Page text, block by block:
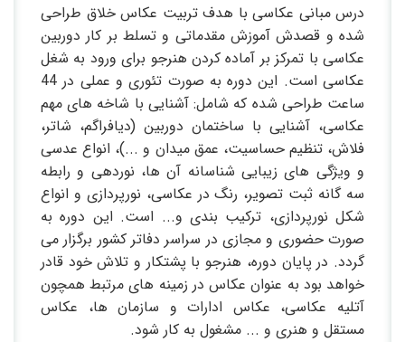
درس مبانی عکاسی با هدف تربیت عکاس خلاق طراحی
شده و قصدش آموزش مقدماتی و تسلط بر کار دوربین
عکاسی با تمرکز بر آماده کردن هنرجو برای ورود به شغل
عکاسی است. این دوره به صورت تئوری و عملی در 44
ساعت طراحی شده که شامل: آشنایی با شاخه های مهم
عکاسی، آشنایی با ساختمان دوربین (دیافراگم، شاتر،
فلاش، تنظیم حساسیت، عمق میدان و ...)، انواع عدسی
و ویژگی های زیبایی شناسانه آن ها، نوردهی و رابطه
سه گانه ثبت تصویر، رنگ در عکاسی، نورپردازی و انواع
شکل نورپردازی، ترکیب بندی و... است. این دوره به
صورت حضوری و مجازی در سراسر دفاتر کشور برگزار می
گردد. در پایان دوره، هنرجو با پشتکار و تلاش خود قادر
خواهد بود به عنوان عکاس در زمینه های مرتبط همچون
آتلیه عکاسی، عکاس ادارات و سازمان ها، عکاس
مستقل و هنری و ... مشغول به کار شود.